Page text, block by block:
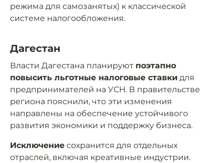
режима для самозанятых) к классической
системе налогообложения.
Дагестан
Власти Дагестана планируют поэтапно
повысить льготные налоговые ставки для
предпринимателей на УСН. В правительстве
региона пояснили, что эти изменения
направлены на обеспечение устойчивого
развития экономики и поддержку бизнеса.
Исключение сохранится для отдельных
отраслей, включая креативные индустрии.